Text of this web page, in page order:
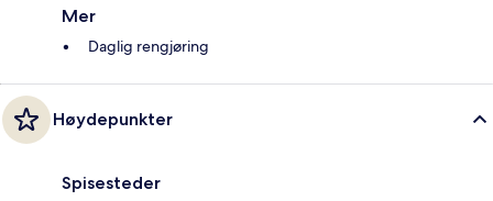
Mer
Daglig rengjøring
Høydepunkter
Spisesteder